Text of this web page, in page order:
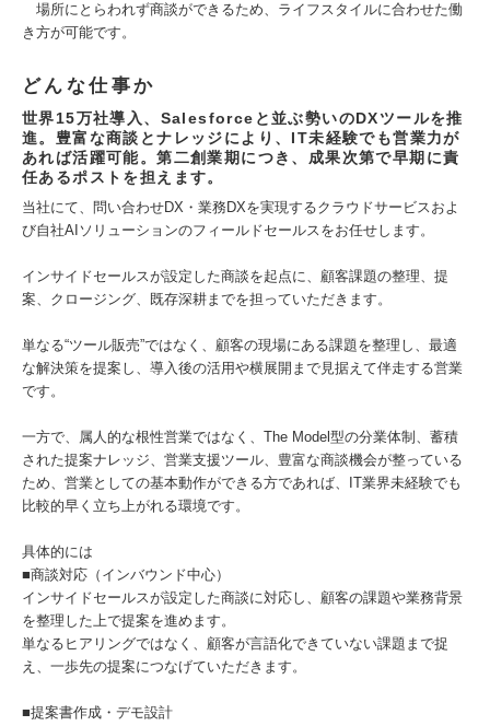
場所にとらわれず商談ができるため、ライフスタイルに合わせた働
き方が可能です。
どんな仕事か
世界15万社導入、Salesforceと並ぶ勢いのDXツールを推
進。豊富な商談とナレッジにより、IT未経験でも営業力が
あれば活躍可能。第二創業期につき、成果次第で早期に責
任あるポストを担えます。
当社にて、問い合わせDX・業務DXを実現するクラウドサービスおよ
び自社AIソリューションのフィールドセールスをお任せします。
インサイドセールスが設定した商談を起点に、顧客課題の整理、提
案、クロージング、既存深耕までを担っていただきます。
単なる“ツール販売”ではなく、顧客の現場にある課題を整理し、最適
な解決策を提案し、導入後の活用や横展開まで見据えて伴走する営業
です。
一方で、属人的な根性営業ではなく、The Model型の分業体制、蓄積
された提案ナレッジ、営業支援ツール、豊富な商談機会が整っている
ため、営業としての基本動作ができる方であれば、IT業界未経験でも
比較的早く立ち上がれる環境です。
具体的には
■商談対応（インバウンド中心）
インサイドセールスが設定した商談に対応し、顧客の課題や業務背景
を整理した上で提案を進めます。
単なるヒアリングではなく、顧客が言語化できていない課題まで捉
え、一歩先の提案につなげていただきます。
■提案書作成・デモ設計